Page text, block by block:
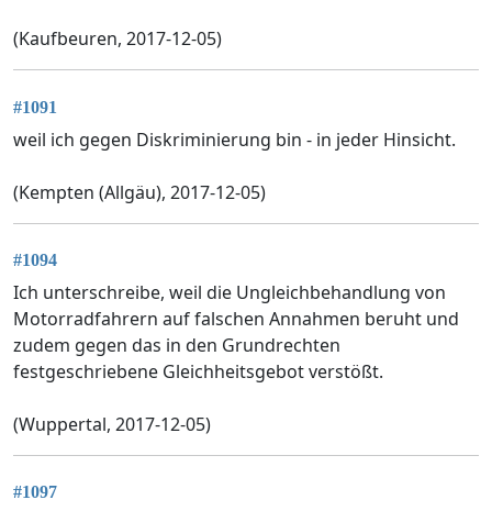
(Kaufbeuren, 2017-12-05)
#1091
weil ich gegen Diskriminierung bin - in jeder Hinsicht.
(Kempten (Allgäu), 2017-12-05)
#1094
Ich unterschreibe, weil die Ungleichbehandlung von
Motorradfahrern auf falschen Annahmen beruht und
zudem gegen das in den Grundrechten
festgeschriebene Gleichheitsgebot verstößt.
(Wuppertal, 2017-12-05)
#1097